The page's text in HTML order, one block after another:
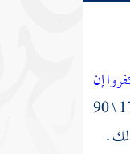
إن
[ 17 \ 90